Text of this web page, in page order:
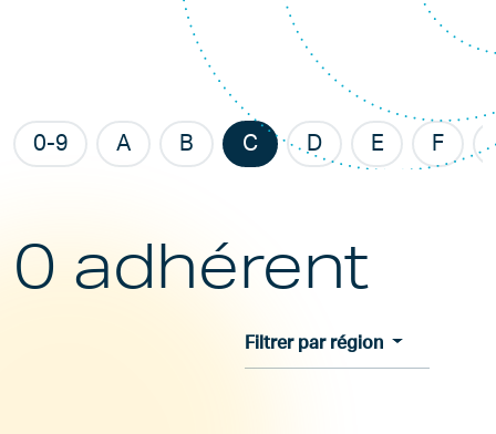
0-9 A B C D E F
0 adhérent
Filtrer par région